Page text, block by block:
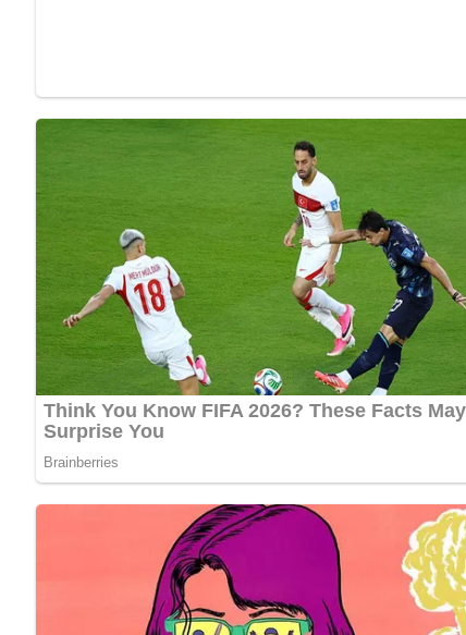
Zubereitung des Likörs aus
Likör herstellen – Schritt für Schritt:
Johannisbeeren vorbereiten:
Wasche die Johannisbeeren gründlich, entstiele sie
Zusätzliche Zutaten hinzufügen:
Gib die Himbeeren und die Nelken zu den
Rühre alles gut um und binde den Rumtopf gut zu.